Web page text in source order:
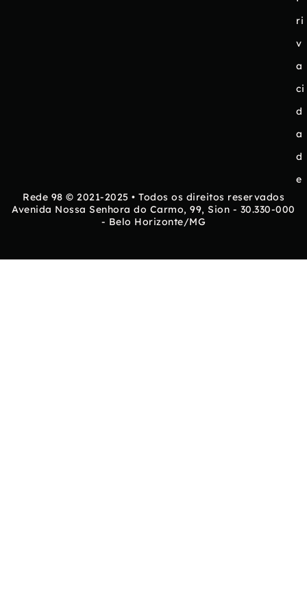
ri
v
a
ci
d
a
d
e
Rede 98 © 2021-2025 • Todos os direitos reservados
Avenida Nossa Senhora do Carmo, 99, Sion - 30.330-000
- Belo Horizonte/MG